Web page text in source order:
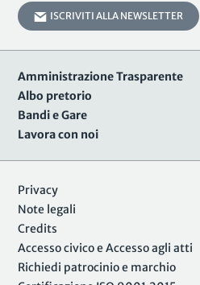
ISCRIVITI ALLA NEWSLETTER
Amministrazione Trasparente
Albo pretorio
Bandi e Gare
Lavora con noi
Privacy
Note legali
Credits
Accesso civico e Accesso agli atti
Richiedi patrocinio e marchio